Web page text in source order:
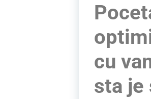
cu
sta je